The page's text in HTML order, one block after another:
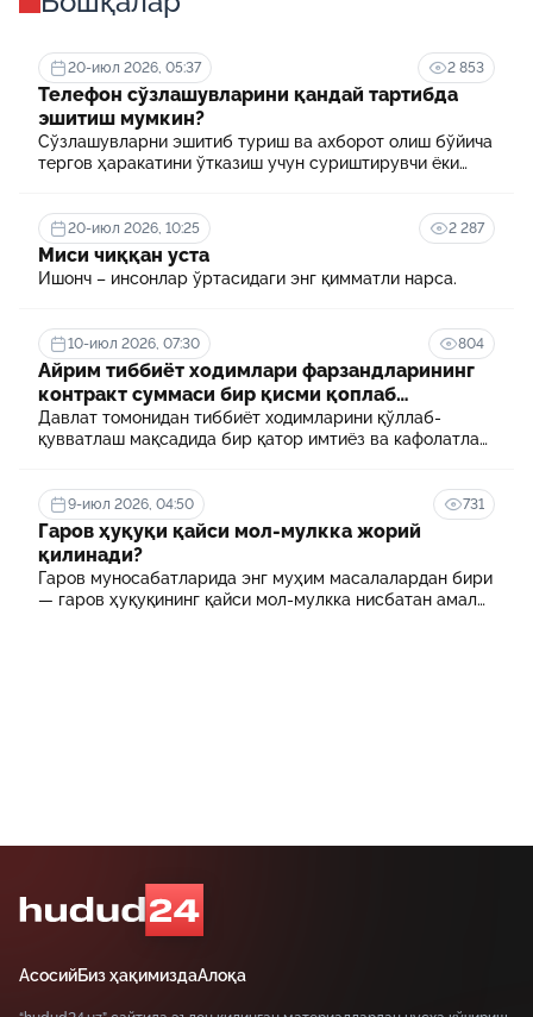
20-июл 2026, 05:37 2 853
Телефон сўзлашувларини қандай тартибда
эшитиш мумкин?
Сўзлашувларни эшитиб туриш ва ахборот олиш бўйича
тергов ҳаракатини ўтказиш учун суриштирувчи ёки
20-июл 2026, 10:25 2 287
Миси чиққан уста
Ишонч – инсонлар ўртасидаги энг қимматли нарса.
10-июл 2026, 07:30 804
Айрим тиббиёт ходимлари фарзандларининг
контракт суммаси бир қисми қоплаб
берилади
Давлат томонидан тиббиёт ходимларини қўллаб-
қувватлаш мақсадида бир қатор имтиёз ва кафолатлар
муассасасида ўқиш учун тўланадиган контракт
маблағининг бир қисмини қоплаб бериш тартибидир
9-июл 2026, 04:50 731
Гаров ҳуқуқи қайси мол-мулкка жорий
қилинади?
Гаров муносабатларида энг муҳим масалалардан бири
— гаров ҳуқуқининг қайси мол-мулкка нисбатан амал
АсосийБиз ҳақимиздаАлоқа